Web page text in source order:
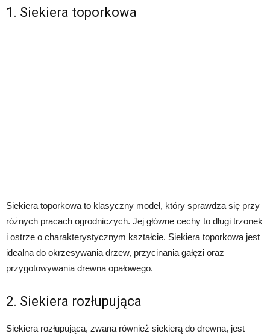
1. Siekiera toporkowa
Siekiera toporkowa to klasyczny model, który sprawdza się przy
różnych pracach ogrodniczych. Jej główne cechy to długi trzonek
i ostrze o charakterystycznym kształcie. Siekiera toporkowa jest
idealna do okrzesywania drzew, przycinania gałęzi oraz
przygotowywania drewna opałowego.
2. Siekiera rozłupująca
Siekiera rozłupująca, zwana również siekierą do drewna, jest